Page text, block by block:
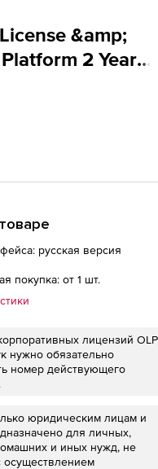
&amp;
2 Year
русская версия
покупка: от 1 шт.
лицензий OLP
нужно обязательно
номер действующего
юридическим лицам и
для личных,
и иных нужд, не
осуществлением